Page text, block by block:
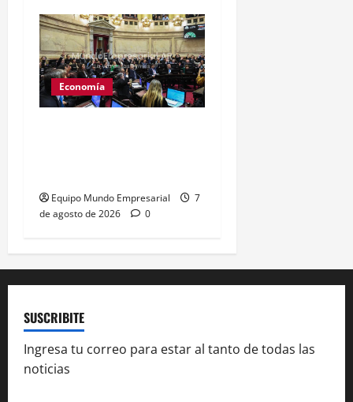
Economía
Equipo Mundo Empresarial
7
de agosto de 2026
0
SUSCRIBITE
Ingresa tu correo para estar al tanto de todas las
noticias